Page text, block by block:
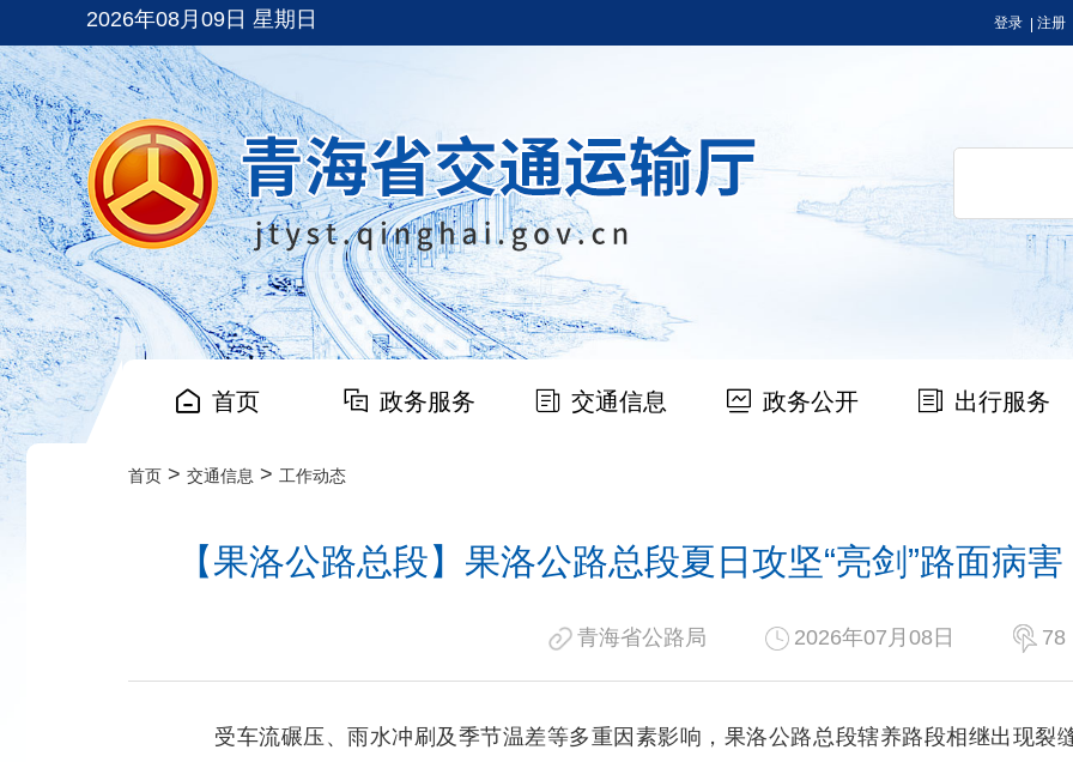
2026年08月09日 星期日 登录 注册
首页 政务服务 交通信息 政务公开 出行服务
首页 > 交通信息 > 工作动态
【果洛公路总段】果洛公路总段夏日攻坚“亮剑”路面病
青海省公路局 2026年07月08日 78
受车流碾压、雨水冲刷及季节温差等多重因素影响，果洛公路总段辖养路段相继出现裂